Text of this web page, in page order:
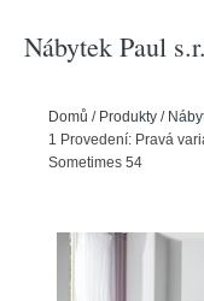
Nábytek Paul
Domů / Produkty /
1 Provedení: Pravá
Sometimes 54